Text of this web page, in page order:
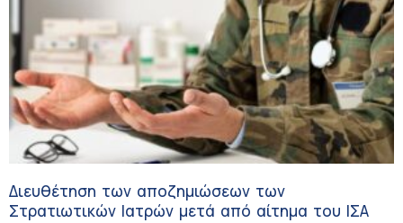
Διευθέτηση των αποζημιώσεων των
Στρατιωτικών Ιατρών μετά από αίτημα του ΙΣΑ